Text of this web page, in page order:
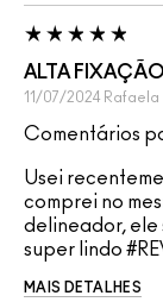
ALTA FIXAÇÃO
11/07/2024 Rafaela
Comentários
Usei
comprei no
delineador, ele
super lindo
MAIS DETALHES